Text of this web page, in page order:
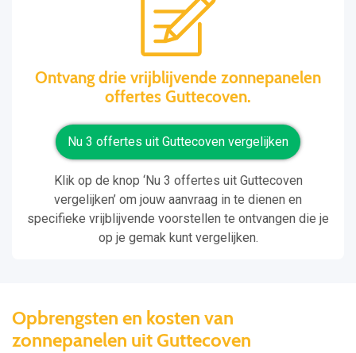
Ontvang drie vrijblijvende zonnepanelen
offertes Guttecoven.
Nu 3 offertes uit Guttecoven vergelijken
Klik op de knop ‘Nu 3 offertes uit Guttecoven
vergelijken’ om jouw aanvraag in te dienen en
specifieke vrijblijvende voorstellen te ontvangen die je
op je gemak kunt vergelijken.
Opbrengsten en kosten van
zonnepanelen uit Guttecoven